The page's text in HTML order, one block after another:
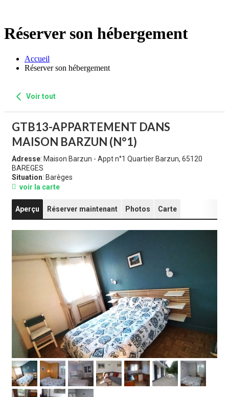
Réserver son hébergement
Accueil
Réserver son hébergement
Voir tout
GTB13-APPARTEMENT DANS
MAISON BARZUN (N°1)
Adresse: Maison Barzun - Appt n°1 Quartier Barzun, 65120
BAREGES
Situation: Barèges
voir la carte
Aperçu Réserver maintenant Photos Carte